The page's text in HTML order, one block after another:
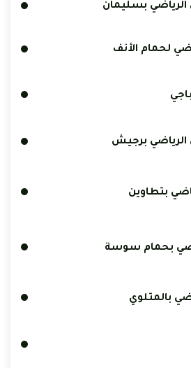
بسليمان
لحمام الأنف
برجيش
بتطاوين
بحمام سوسة
بالمتلوي